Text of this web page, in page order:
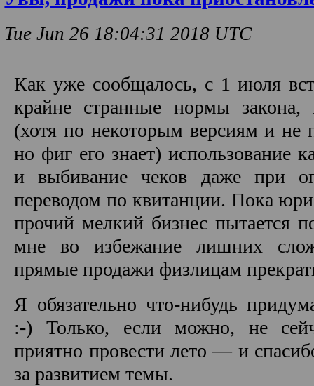
Tue Jun 26 18:04:31 2018 UTC
Как уже сообщалось, с 1 июля
крайне странные нормы закона,
(хотя по некоторым версиям и не
но фиг его знает) использование
и выбивание чеков даже при
переводом по квитанции. Пока
прочий мелкий бизнес пытается
мне во избежание лишних
прямые продажи физлицам
Я обязательно что-нибудь
:-) Только, если можно, не
приятно провести лето — и
за развитием темы.